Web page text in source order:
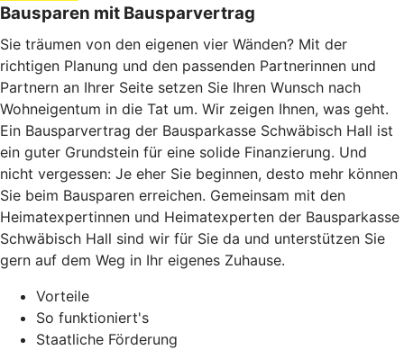
Bausparen mit Bausparvertrag
Sie träumen von den eigenen vier Wänden? Mit der
richtigen Planung und den passenden Partnerinnen und
Partnern an Ihrer Seite setzen Sie Ihren Wunsch nach
Wohneigentum in die Tat um. Wir zeigen Ihnen, was geht.
Ein Bausparvertrag der Bausparkasse Schwäbisch Hall ist
ein guter Grundstein für eine solide Finanzierung. Und
nicht vergessen: Je eher Sie beginnen, desto mehr können
Sie beim Bausparen erreichen. Gemeinsam mit den
Heimatexpertinnen und Heimatexperten der Bausparkasse
Schwäbisch Hall sind wir für Sie da und unterstützen Sie
gern auf dem Weg in Ihr eigenes Zuhause.
Vorteile
So funktioniert's
Staatliche Förderung